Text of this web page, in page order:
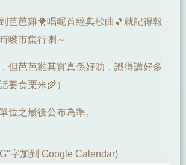
芭芭雞🐥唱呢首經典歌曲🎵就記得報
嚟市集行喇～
但芭芭雞其實真係好叻，識得講好多
要食栗米🌾）
位之最後公布為準。
字加到 Google Calendar)